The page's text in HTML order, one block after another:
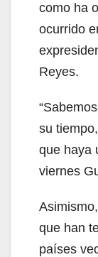
como ha
ocurrido
Reyes.
su
que haya
viernes
que han
países